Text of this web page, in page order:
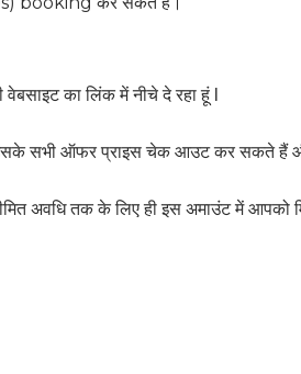
का लिंक में नीचे दे रहा हूं l
सभी ऑफर प्राइस चेक आउट कर सकते हैं
अवधि तक के लिए ही इस अमाउंट में आपको